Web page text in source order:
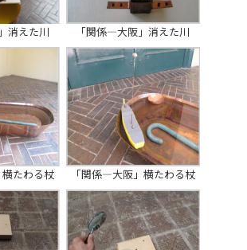
消えた川 「関係―大阪」消えた川
たわる杖 「関係―大阪」横たわる杖